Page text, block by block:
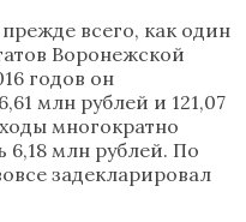
всего, как один
Воронежской
годов он
млн рублей и 121,07
многократно
млн рублей. По
задекларировал